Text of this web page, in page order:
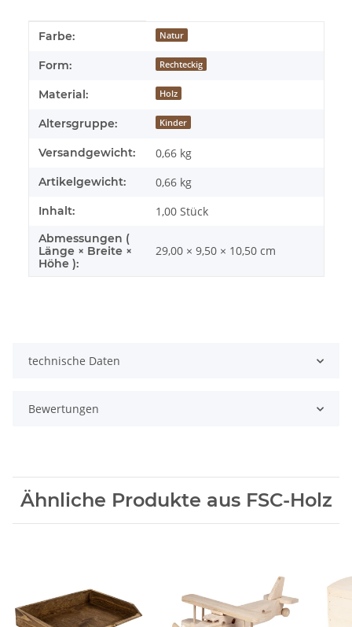
Produkteigenschaft
Wert
Farbe: Natur
Form: Rechteckig
Material: Holz
Altersgruppe: Kinder
Versandgewicht: 0,66 kg
Artikelgewicht: 0,66 kg
Inhalt: 1,00 Stück
Abmessungen (
Länge × Breite ×
Höhe ):
29,00 × 9,50 × 10,50 cm
technische Daten
Bewertungen
Ähnliche Produkte aus FSC-Holz